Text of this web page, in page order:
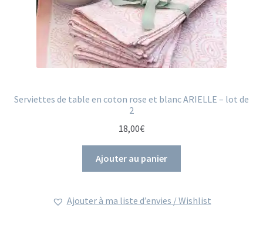
Serviettes de table en coton rose et blanc ARIELLE – lot de
2
18,00€
Ajouter au panier
Ajouter à ma liste d’envies / Wishlist